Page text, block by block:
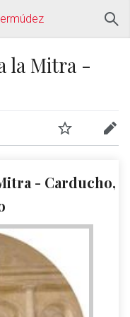
la Mitra -
- Carducho,